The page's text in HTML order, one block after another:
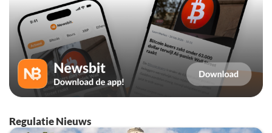
Regulatie Nieuws